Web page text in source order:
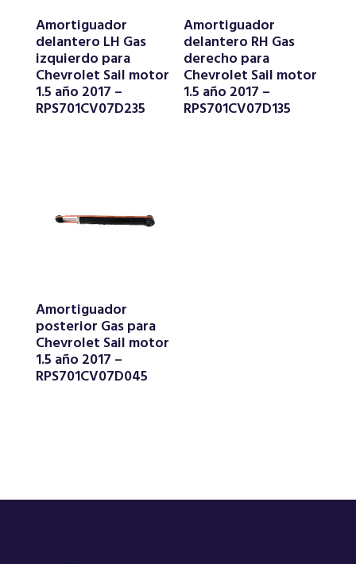
Amortiguador
delantero LH Gas
izquierdo para
Chevrolet Sail motor
1.5 año 2017 –
RPS701CV07D235
Amortiguador
delantero RH Gas
derecho para
Chevrolet Sail motor
1.5 año 2017 –
RPS701CV07D135
Amortiguador
posterior Gas para
Chevrolet Sail motor
1.5 año 2017 –
RPS701CV07D045